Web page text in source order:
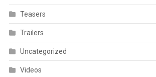
Teasers
Trailers
Uncategorized
Videos